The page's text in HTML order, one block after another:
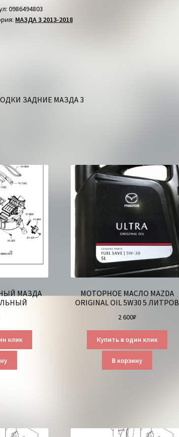
0986494803
МАЗДА 3 2013-2018
ЗАДНИЕ МАЗДА 3
МАЗДА
клик
МОТОРНОЕ МАСЛО MAZDA
ORIGINAL OIL 5W30 5 ЛИТРОВ
2 600₽
Купить в один клик
В корзину